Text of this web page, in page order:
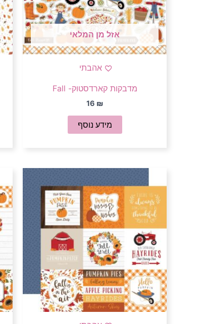
אזל מן המלאי
אהבתי
מדבקות קארדסטוק- Fall
16 ₪
מידע נוסף